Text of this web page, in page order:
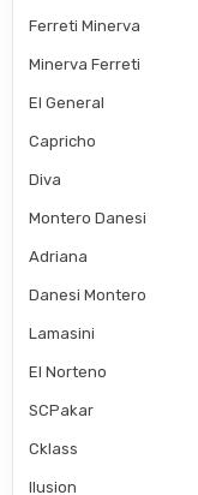
Ferreti Minerva
Minerva Ferreti
El General
Capricho
Diva
Montero Danesi
Adriana
Danesi Montero
Lamasini
El Norteno
SCPakar
Cklass
Ilusion